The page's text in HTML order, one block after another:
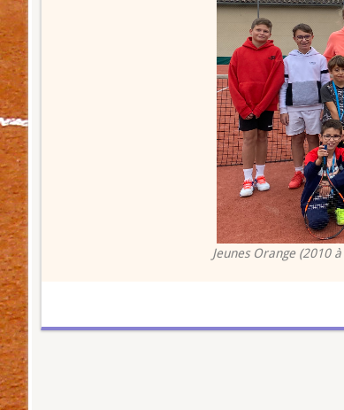
Jeunes Orange (2010